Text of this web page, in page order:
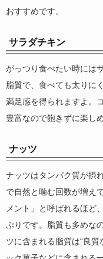
おすすめです。
サラダチキン
がっつり食べたい時には
脂質で、食べても太りに
満足感を得られますよ。
豊富なので飽きずに楽し
ナッツ
ナッツはタンパク質が摂
で自然と噛む回数が増え
メント」と呼ばれるほど
ぷりです。脂質も多めな
ツに含まれる脂質は“良